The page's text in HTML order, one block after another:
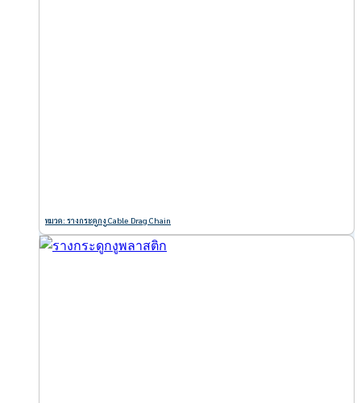
หมวด: รางกระดูกงู Cable Drag Chain